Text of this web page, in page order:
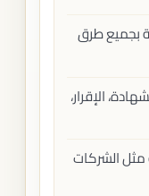
بجميع طرق
الإقرار،
مثل الشركات